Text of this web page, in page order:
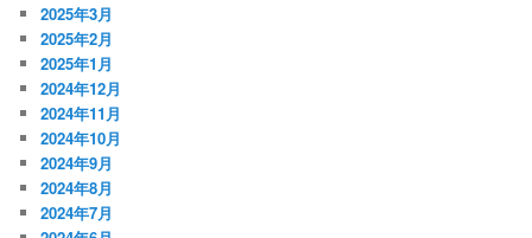
2025年3月
2025年2月
2025年1月
2024年12月
2024年11月
2024年10月
2024年9月
2024年8月
2024年7月